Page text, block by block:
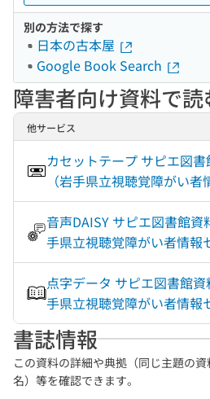
別の方法で探す
日本の古本屋
Google Book Search
障害者向け資料で読
他サービス
カセットテープ サピエ図
（岩手県立視聴覚障がい者
音声DAISY サピエ図書館
手県立視聴覚障がい者情報
点字データ サピエ図書館
手県立視聴覚障がい者情報
書誌情報
この資料の詳細や典拠（同じ主題の
名）等を確認できます。